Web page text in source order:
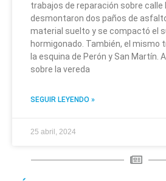
trabajos de reparación sobre calle
desmontaron dos paños de
material suelto y se compactó el
hormigonado. También, el mismo
la esquina de Perón y San Martín.
sobre la vereda
SEGUIR LEYENDO »
25 abril, 2024